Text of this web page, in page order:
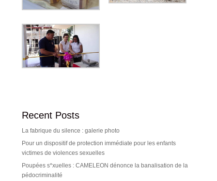
Recent Posts
La fabrique du silence : galerie photo
Pour un dispositif de protection immédiate pour les enfants
victimes de violences sexuelles
Poupées s*xuelles : CAMELEON dénonce la banalisation de la
pédocriminalité